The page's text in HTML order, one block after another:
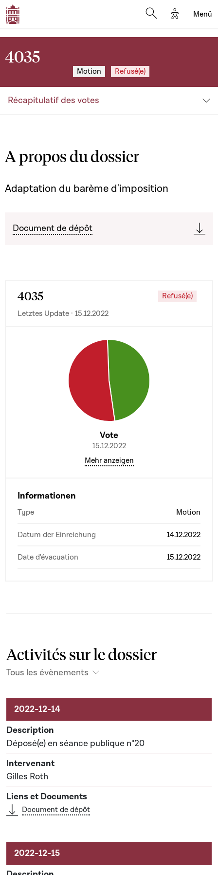
Options
Menü
4035
Motion Refusé(e)
Récapitulatif des votes
A propos du dossier
Adaptation du barème d'imposition
Document de dépôt
4035
Refusé(e)
Letztes Update · 15.12.2022
Vote
15.12.2022
Mehr anzeigen
Informationen
Type Motion
Datum der Einreichung 14.12.2022
Date d'évacuation 15.12.2022
Activités sur le dossier
Tous les évènements
Activités sur le dossier
Déposé(e) en séance publique n°20
Gilles Roth
Document de dépôt